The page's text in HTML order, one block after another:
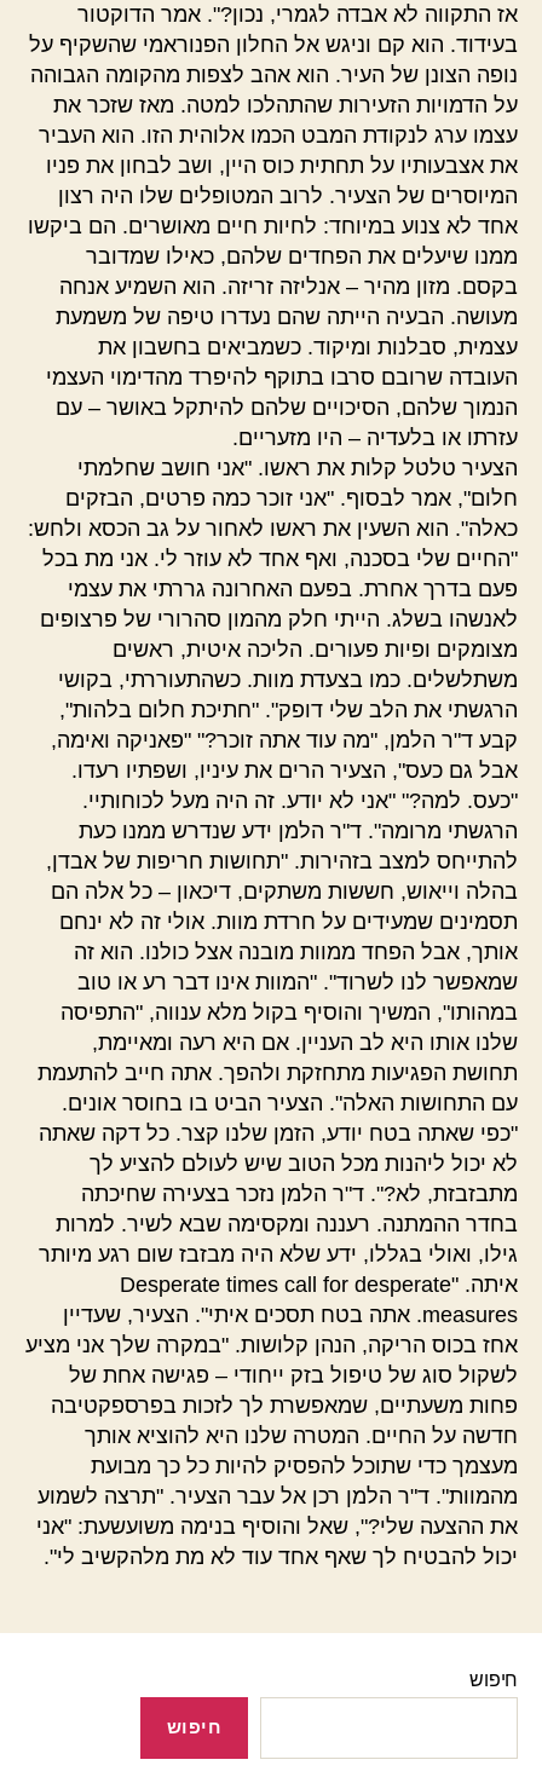
אז התקווה לא אבדה לגמרי, נכון?". אמר הדוקטור
בעידוד. הוא קם וניגש אל החלון הפנוראמי שהשקיף על
נופה הצונן של העיר. הוא אהב לצפות מהקומה הגבוהה
על הדמויות הזעירות שהתהלכו למטה. מאז שזכר את
עצמו ערג לנקודת המבט הכמו אלוהית הזו. הוא העביר
את אצבעותיו על תחתית כוס היין, ושב לבחון את פניו
המיוסרים של הצעיר. לרוב המטופלים שלו היה רצון
אחד לא צנוע במיוחד: לחיות חיים מאושרים. הם ביקשו
ממנו שיעלים את הפחדים שלהם, כאילו שמדובר
בקסם. מזון מהיר – אנליזה זריזה. הוא השמיע אנחה
מעושה. הבעיה הייתה שהם נעדרו טיפה של משמעת
עצמית, סבלנות ומיקוד. כשמביאים בחשבון את
העובדה שרובם סרבו בתוקף להיפרד מהדימוי העצמי
הנמוך שלהם, הסיכויים שלהם להיתקל באושר – עם
עזרתו או בלעדיה – היו מזעריים.
הצעיר טלטל קלות את ראשו. "אני חושב שחלמתי
חלום", אמר לבסוף. "אני זוכר כמה פרטים, הבזקים
כאלה". הוא השעין את ראשו לאחור על גב הכסא ולחש:
"החיים שלי בסכנה, ואף אחד לא עוזר לי. אני מת בכל
פעם בדרך אחרת. בפעם האחרונה גררתי את עצמי
לאנשהו בשלג. הייתי חלק מהמון סהרורי של פרצופים
מצומקים ופיות פעורים. הליכה איטית, ראשים
משתלשלים. כמו בצעדת מוות. כשהתעוררתי, בקושי
הרגשתי את הלב שלי דופק". "חתיכת חלום בלהות",
קבע ד"ר הלמן, "מה עוד אתה זוכר?" "פאניקה ואימה,
אבל גם כעס", הצעיר הרים את עיניו, ושפתיו רעדו.
"כעס. למה?" "אני לא יודע. זה היה מעל לכוחותיי.
הרגשתי מרומה". ד"ר הלמן ידע שנדרש ממנו כעת
להתייחס למצב בזהירות. "תחושות חריפות של אבדן,
בהלה וייאוש, חששות משתקים, דיכאון – כל אלה הם
תסמינים שמעידים על חרדת מוות. אולי זה לא ינחם
אותך, אבל הפחד ממוות מובנה אצל כולנו. הוא זה
שמאפשר לנו לשרוד". "המוות אינו דבר רע או טוב
במהותו", המשיך והוסיף בקול מלא ענווה, "התפיסה
שלנו אותו היא לב העניין. אם היא רעה ומאיימת,
תחושת הפגיעות מתחזקת ולהפך. אתה חייב להתעמת
עם התחושות האלה". הצעיר הביט בו בחוסר אונים.
"כפי שאתה בטח יודע, הזמן שלנו קצר. כל דקה שאתה
לא יכול ליהנות מכל הטוב שיש לעולם להציע לך
מתבזבזת, לא?". ד"ר הלמן נזכר בצעירה שחיכתה
בחדר ההמתנה. רעננה ומקסימה שבא לשיר. למרות
גילו, ואולי בגללו, ידע שלא היה מבזבז שום רגע מיותר
איתה. "Desperate times call for desperate
measures. אתה בטח תסכים איתי". הצעיר, שעדיין
אחז בכוס הריקה, הנהן קלושות. "במקרה שלך אני מציע
לשקול סוג של טיפול בזק ייחודי – פגישה אחת של
פחות משעתיים, שמאפשרת לך לזכות בפרספקטיבה
חדשה על החיים. המטרה שלנו היא להוציא אותך
מעצמך כדי שתוכל להפסיק להיות כל כך מבועת
מהמוות". ד"ר הלמן רכן אל עבר הצעיר. "תרצה לשמוע
את ההצעה שלי?", שאל והוסיף בנימה משועשעת: "אני
יכול להבטיח לך שאף אחד עוד לא מת מלהקשיב לי".
חיפוש
חיפוש